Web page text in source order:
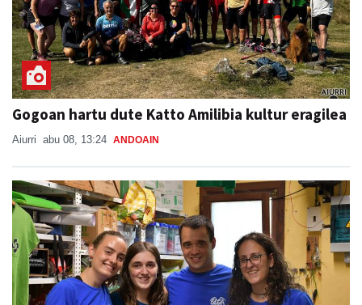
Gogoan hartu dute Katto Amilibia kultur eragilea
Aiurri abu 08, 13:24 ANDOAIN